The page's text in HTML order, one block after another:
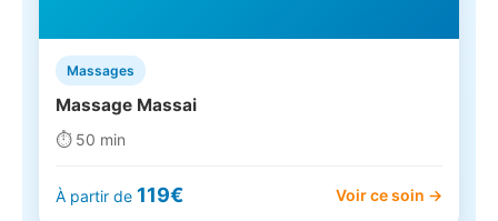
Massages
Massage Massai
⏱️ 50 min
À partir de 119€ Voir ce soin →